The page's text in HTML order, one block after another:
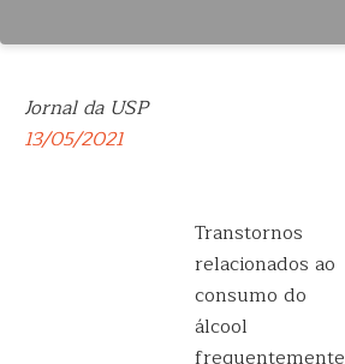
Jornal da USP
13/05/2021
Transtornos
relacionados ao
consumo do
álcool